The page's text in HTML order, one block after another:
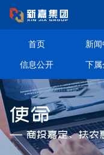
首页 新
信息公开
下属